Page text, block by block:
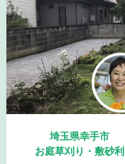
埼玉県幸手市
お庭草刈り・敷砂利